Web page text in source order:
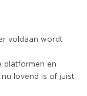
voldaan wordt
platformen en
lovend is of juist